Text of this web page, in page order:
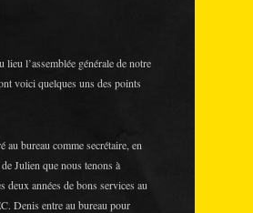
lieu l’assemblée générale de notre
voici quelques uns des points
au bureau comme secrétaire, en
Julien que nous tenons à
deux années de bons services au
Denis entre au bureau pour